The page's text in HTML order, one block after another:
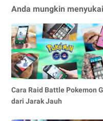
Anda mungkin
Cara Raid Battle Pokemon
dari Jarak Jauh